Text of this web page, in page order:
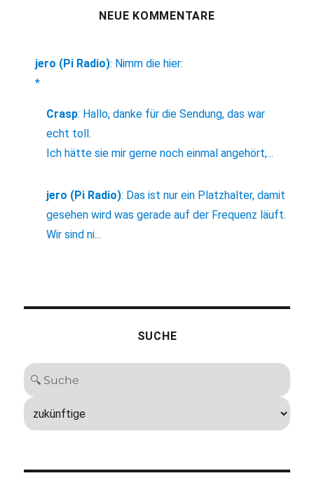
NEUE KOMMENTARE
jero (Pi Radio): Nimm die hier:
*
Crasp: Hallo, danke für die Sendung, das war
echt toll.
Ich hätte sie mir gerne noch einmal angehört,...
jero (Pi Radio): Das ist nur ein Platzhalter, damit
gesehen wird was gerade auf der Frequenz läuft.
Wir sind ni...
SUCHE